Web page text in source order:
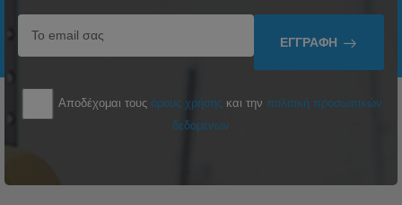
ΕΓΓΡΑΦΉ
Αποδέχομαι τους όρους χρήσης και την πολιτική προσωπικών
δεδομένων